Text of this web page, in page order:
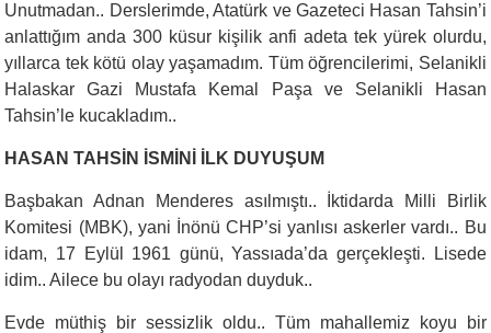
Unutmadan.. Derslerimde, Atatürk ve Gazeteci Hasan Tahsin’i
anlattığım anda 300 küsur kişilik anfi adeta tek yürek olurdu,
yıllarca tek kötü olay yaşamadım. Tüm öğrencilerimi, Selanikli
Halaskar Gazi Mustafa Kemal Paşa ve Selanikli Hasan
Tahsin’le kucakladım..
HASAN TAHSİN İSMİNİ İLK DUYUŞUM
Başbakan Adnan Menderes asılmıştı.. İktidarda Milli Birlik
Komitesi (MBK), yani İnönü CHP’si yanlısı askerler vardı.. Bu
idam, 17 Eylül 1961 günü, Yassıada’da gerçekleşti. Lisede
idim.. Ailece bu olayı radyodan duyduk..
Evde müthiş bir sessizlik oldu.. Tüm mahallemiz koyu bir